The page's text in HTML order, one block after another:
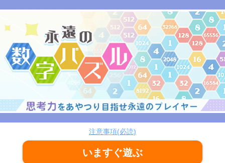
パズル
注意事項(必読)
いますぐ遊ぶ